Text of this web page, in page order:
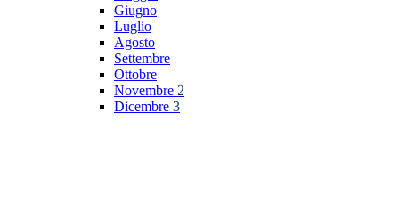
Giugno
Luglio
Agosto
Settembre
Ottobre
Novembre 2
Dicembre 3